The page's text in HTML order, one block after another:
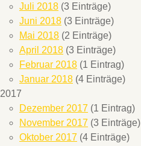
Juli 2018 (3 Einträge)
Juni 2018 (3 Einträge)
Mai 2018 (2 Einträge)
April 2018 (3 Einträge)
Februar 2018 (1 Eintrag)
Januar 2018 (4 Einträge)
2017
Dezember 2017 (1 Eintrag)
November 2017 (3 Einträge)
Oktober 2017 (4 Einträge)